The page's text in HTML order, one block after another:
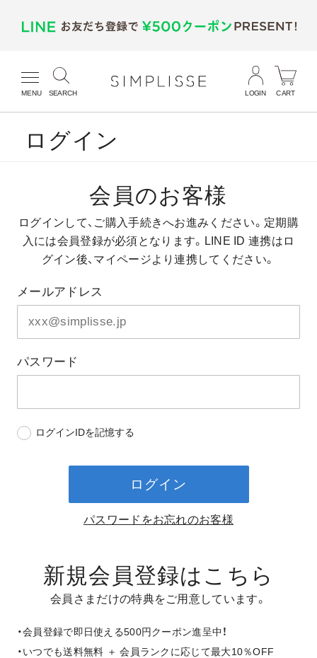
MENU SEARCH LOGIN CART
ログイン
会員のお客様
ログインして、ご購入手続きへお進みください。 定期購
入には会員登録が必須となります。 LINE ID 連携はロ
グイン後、マイページより連携してください。
メールアドレス
パスワード
ログインIDを記憶する
ログイン
パスワードをお忘れのお客様
新規会員登録はこちら
会員さまだけの特典をご用意しています。
・会員登録で即日使える500円クーポン進呈中！
・いつでも送料無料 ＋ 会員ランクに応じて最大10％OFF